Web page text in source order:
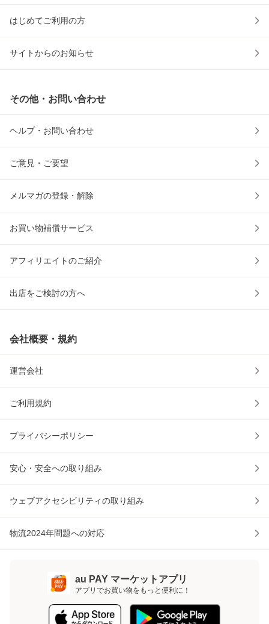
はじめてご利用の方
サイトからのお知らせ
その他・お問い合わせ
ヘルプ・お問い合わせ
ご意見・ご要望
メルマガの登録・解除
お買い物補償サービス
アフィリエイトのご紹介
出店をご検討の方へ
会社概要・規約
運営会社
ご利用規約
プライバシーポリシー
安心・安全への取り組み
ウェブアクセシビリティの取り組み
物流2024年問題への対応
au PAY マーケットアプリ
アプリでお買い物をもっと便利に！